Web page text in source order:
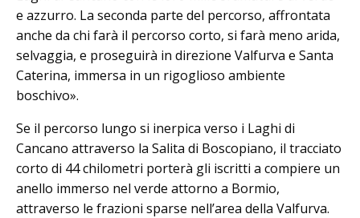
e azzurro. La seconda parte del percorso, affrontata
anche da chi farà il percorso corto, si farà meno arida,
selvaggia, e proseguirà in direzione Valfurva e Santa
Caterina, immersa in un rigoglioso ambiente
boschivo».
Se il percorso lungo si inerpica verso i Laghi di
Cancano attraverso la Salita di Boscopiano, il tracciato
corto di 44 chilometri porterà gli iscritti a compiere un
anello immerso nel verde attorno a Bormio,
attraverso le frazioni sparse nell’area della Valfurva.